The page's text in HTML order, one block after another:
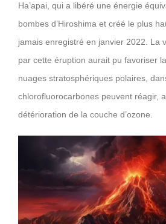
Ha’apai, qui a libéré une énergie
bombes d’Hiroshima et créé le plus
jamais enregistré en janvier 2022. La
par cette éruption aurait pu favoriser
nuages stratosphériques polaires,
chlorofluorocarbones peuvent réagir,
détérioration de la couche d’ozone.